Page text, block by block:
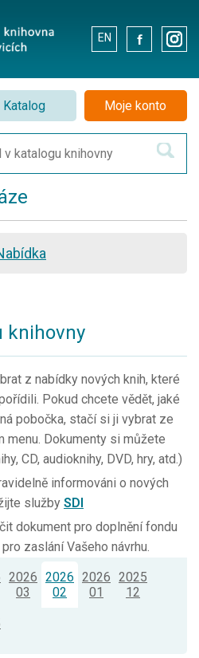
EN . .
Katalog Moje konto
knihovny
z nabídky nových knih, které
Pokud chcete vědět, jaké
pobočka, stačí si ji vybrat ze
menu. Dokumenty si můžete
CD, audioknihy, DVD, hry, atd.)
informováni o nových
služby SDI
dokument pro doplnění fondu
pro zaslání Vašeho návrhu.
2026
03
2026
02
2026
01
2025
12